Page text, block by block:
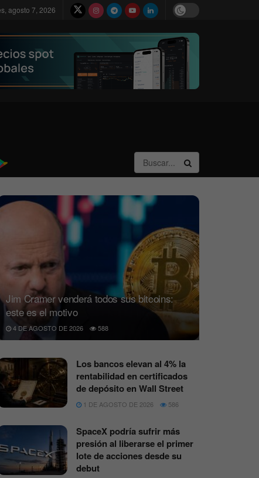
agosto 7, 2026
Jim Cramer venderá todos sus bitcoins:
este es el motivo
4 DE AGOSTO DE 2026 588
Los bancos elevan al 4% la
rentabilidad en certificados
de depósito en Wall Street
1 DE AGOSTO DE 2026 586
SpaceX podría sufrir más
presión al liberarse el primer
lote de acciones desde su
debut